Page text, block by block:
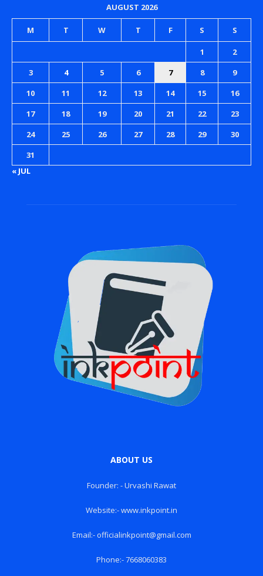
AUGUST 2026
M T W T F S S
1
2
3
4 5 6 7 8
9
10
11 12 13 14 15
16
17
18 19 20 21 22
23
24
25 26 27 28 29
30
31
« JUL
ABOUT US
Founder: - Urvashi Rawat
Website:- www.inkpoint.in
Email:- officialinkpoint@gmail.com
Phone:- 7668060383